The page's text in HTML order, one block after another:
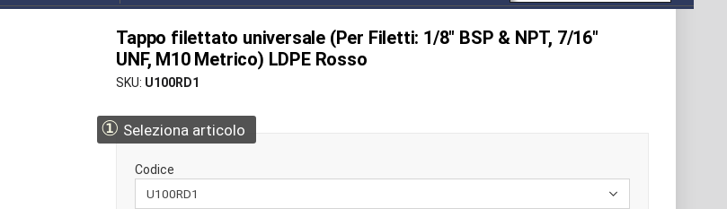
Tappo filettato universale (Per Filetti: 1/8" BSP & NPT, 7/16"
UNF, M10 Metrico) LDPE Rosso
SKU U100RD1
① Seleziona articolo
Codice